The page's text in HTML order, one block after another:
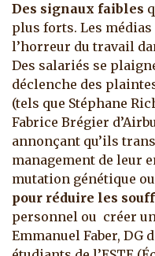
Des signaux faibles
plus forts. Les
l’horreur du travail
Des salariés se
déclenche des
(tels que Stéphane
Fabrice Brégier
annonçant qu’ils
management de leur
mutation génétique ou
pour réduire les
personnel ou créer
Emmanuel Faber, DG